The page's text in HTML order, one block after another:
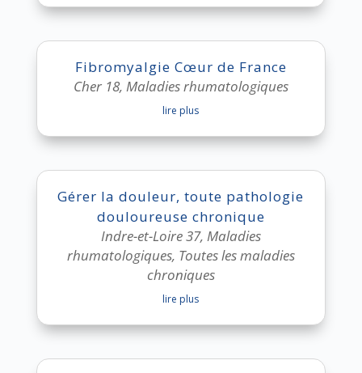
Fibromyalgie Cœur de France
Cher 18, Maladies rhumatologiques
lire plus
Gérer la douleur, toute pathologie
douloureuse chronique
Indre-et-Loire 37, Maladies
rhumatologiques, Toutes les maladies
chroniques
lire plus